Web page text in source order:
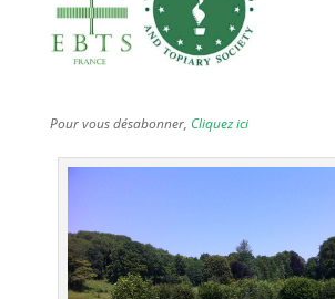
Pour vous désabonner, Cliquez ici